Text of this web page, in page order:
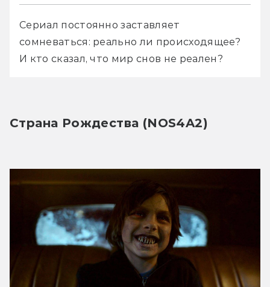
Cериал постоянно заставляет
сомневаться: реально ли происходящее?
И кто сказал, что мир снов не реален?
Страна Рождества (NOS4A2)